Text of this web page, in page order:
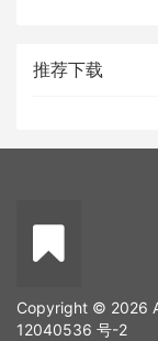
推荐下载
Copyright © 2026
12040536 号-2